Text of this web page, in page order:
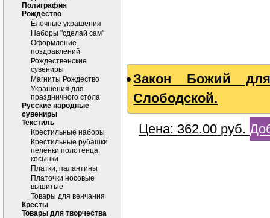
Полиграфия
Рождество
Ёлочные украшения
Наборы "сделай сам"
Оформление
поздравлений
Рождественские
сувениры
Магниты Рождество
Украшения для
праздничного стола
Русские народные
сувениры
Текстиль
Крестильные наборы
Крестильные рубашки
пеленки полотенца,
косынки
Платки, палантины
Платочки носовые
вышитые
Товары для венчания
Кресты
Товары для творчества
Закон Божий
Слободской.
Цена: 362.00 руб.